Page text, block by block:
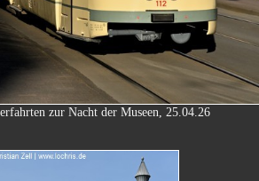
zur Nacht der Museen, 25.04.26